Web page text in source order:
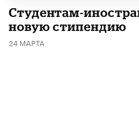
Студентам-
новую стипендию
24 МАРТА